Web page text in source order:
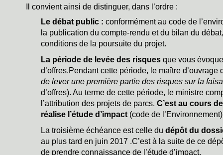
Il convient ainsi de distinguer, dans l’ordre :
Le débat public : conformément au code de
la publication du compte-rendu et du bilan du
conditions de la poursuite du projet.
La période de levée des risques que vous
d’offres.Pendant cette période, le maître
de lever une première partie des risques sur la
d’offres). Au terme de cette période, le ministre
l’attribution des projets de parcs. C’est au cours
réalise l’étude d’impact (code de
La troisième échéance est celle du dépôt du
au plus tard en juin 2017 .C’est à la suite de ce
de prendre connaissance de l’étude d’impact.